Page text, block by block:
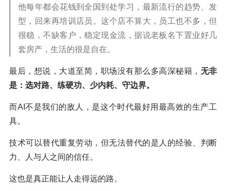
他每年都会花钱到全国到处学习，最新流行的趋势、发
型，回来再培训店员。这个店不算大，员工也不多，但
很稳，不缺客户，稳定现金流，据说老板名下置业好几
套房产，生活的很是自在。
最后，想说，大道至简，职场没有那么多高深秘籍， 无非
是：选对路、练硬功、少内耗、守边界。
而AI不是我们的敌人，是这个时代最好用最高效的生产工
具。
技术可以替代重复劳动，但无法替代的是人的经验、判断
力、人与人之间的信任。
这也是真正能让人走得远的路。